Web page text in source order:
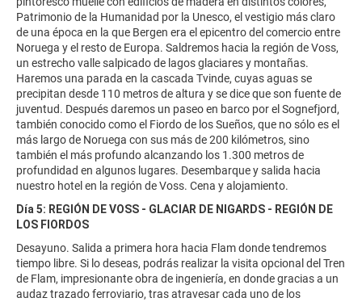
Patrimonio de la Humanidad por la Unesco, el vestigio más claro
de una época en la que Bergen era el epicentro del comercio entre
Noruega y el resto de Europa. Saldremos hacia la región de Voss,
un estrecho valle salpicado de lagos glaciares y montañas.
Haremos una parada en la cascada Tvinde, cuyas aguas se
precipitan desde 110 metros de altura y se dice que son fuente de
juventud. Después daremos un paseo en barco por el Sognefjord,
también conocido como el Fiordo de los Sueños, que no sólo es el
más largo de Noruega con sus más de 200 kilómetros, sino
también el más profundo alcanzando los 1.300 metros de
profundidad en algunos lugares. Desembarque y salida hacia
nuestro hotel en la región de Voss. Cena y alojamiento.
Día 5: REGIÓN DE VOSS - GLACIAR DE NIGARDS - REGIÓN DE
LOS FIORDOS
Desayuno. Salida a primera hora hacia Flam donde tendremos
tiempo libre. Si lo deseas, podrás realizar la visita opcional del Tren
de Flam, impresionante obra de ingeniería, en donde gracias a un
audaz trazado ferroviario, tras atravesar cada uno de los